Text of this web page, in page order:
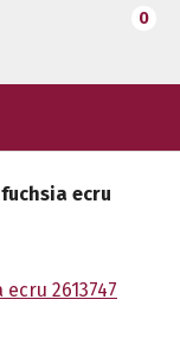
0
ecru